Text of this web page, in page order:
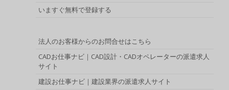
いますぐ無料で登録する
法人のお客様からのお問合せはこちら
CADお仕事ナビ｜CAD設計・CADオペレーターの派遣求人
サイト
建設お仕事ナビ｜建設業界の派遣求人サイト